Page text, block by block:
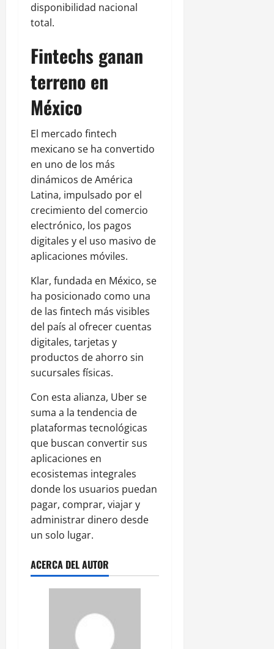
disponibilidad nacional
total.
Fintechs ganan
terreno en
México
El mercado fintech
mexicano se ha convertido
en uno de los más
dinámicos de América
Latina, impulsado por el
crecimiento del comercio
electrónico, los pagos
digitales y el uso masivo de
aplicaciones móviles.
Klar, fundada en México, se
ha posicionado como una
de las fintech más visibles
del país al ofrecer cuentas
digitales, tarjetas y
productos de ahorro sin
sucursales físicas.
Con esta alianza, Uber se
suma a la tendencia de
plataformas tecnológicas
que buscan convertir sus
aplicaciones en
ecosistemas integrales
donde los usuarios puedan
pagar, comprar, viajar y
administrar dinero desde
un solo lugar.
ACERCA DEL AUTOR